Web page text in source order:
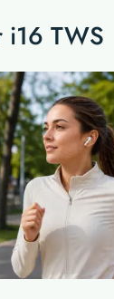
i16 TWS